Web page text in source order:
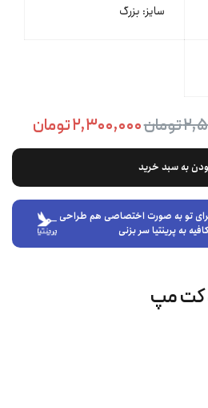
سایز: بزرگ
۲,۳۰۰,۰۰۰ تومان
به سبد خرید
تو به صورت اختصاصی هم طراحی
به پرینتیا سر بزنی
کت‌ مپ